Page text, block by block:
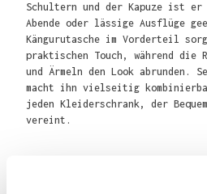
Schultern und der Kapuze ist
Abende oder lässige Ausflüge
Kängurutasche im Vorderteil
praktischen Touch, während die
und Ärmeln den Look abrunden.
macht ihn vielseitig
jeden Kleiderschrank, der
vereint.